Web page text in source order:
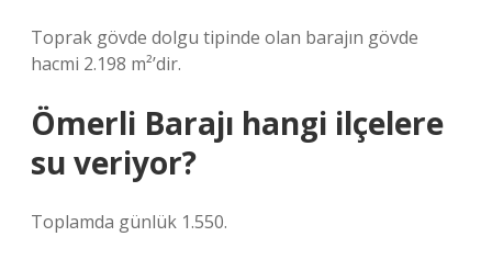
Toprak gövde dolgu tipinde olan barajın gövde
hacmi 2.198 m²’dir.
Ömerli Barajı hangi ilçelere
su veriyor?
Toplamda günlük 1.550.